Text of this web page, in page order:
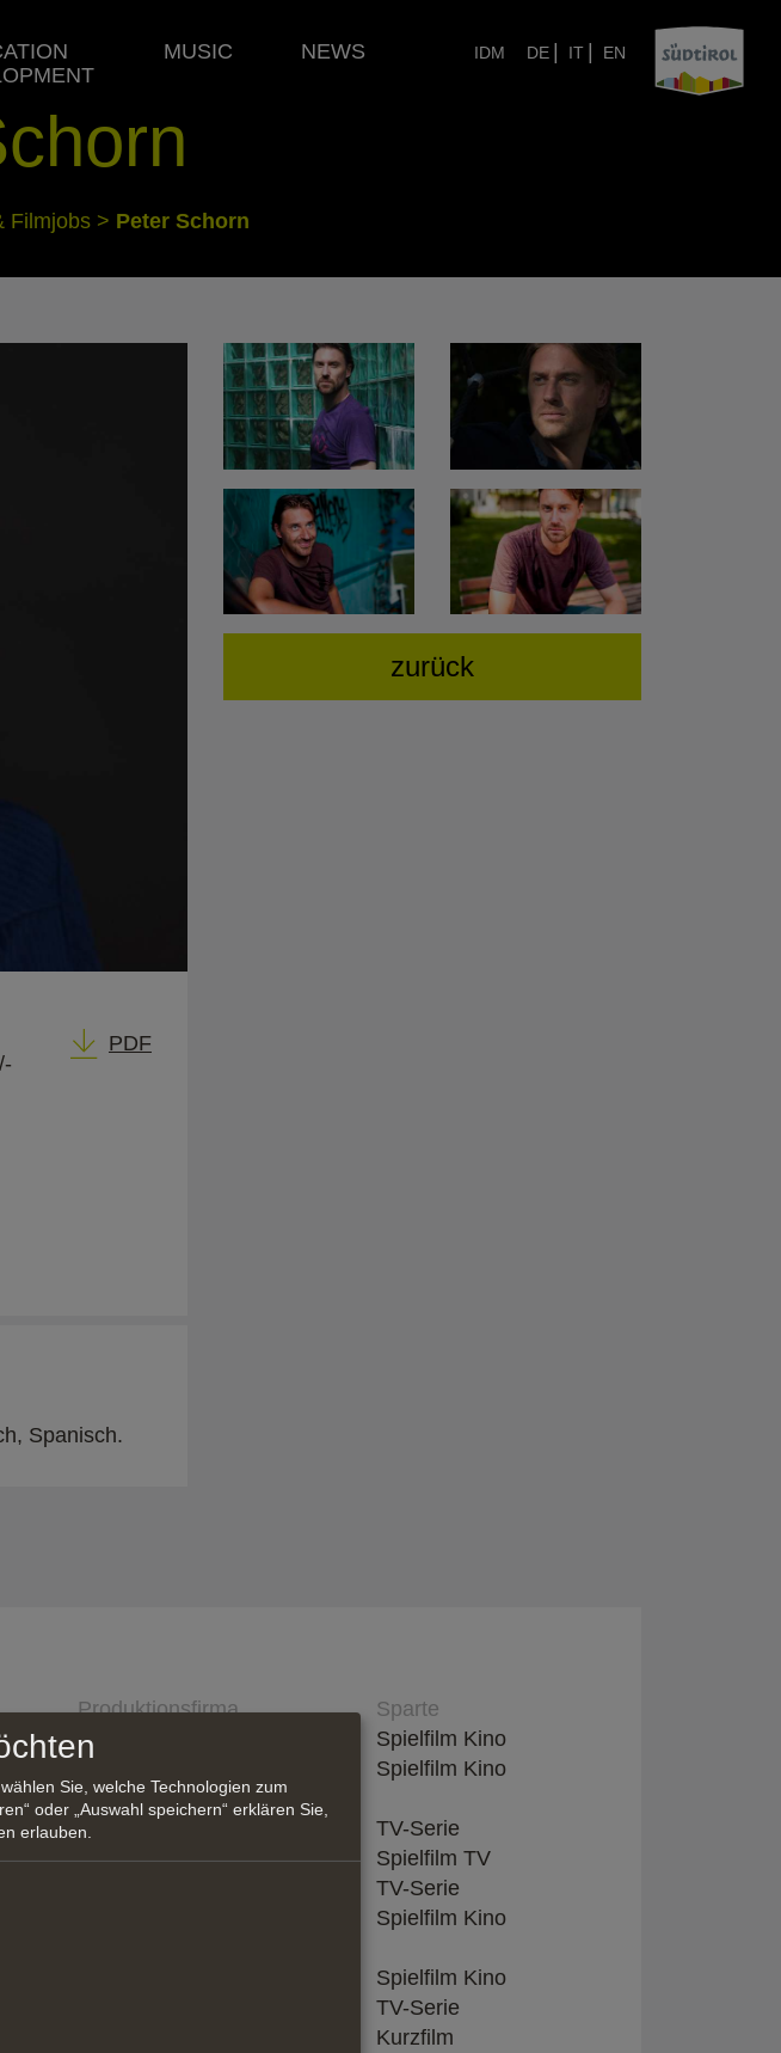
MUSIC NEWS IDM DE IT EN
Filmjobs> Peter Schorn
PDF
Spanisch.
zurück
Produktionsfirma
Sparte
Lumière & Co. Srl, Mailand
Spielfilm Kino
Barbian
Spielfilm Kino
Securitel / ZDF
TV-Serie
Aleyafilm, RAI Veneto
Spielfilm TV
TV-Serie
Spielfilm Kino
Spielfilm Kino
TV-Serie
Kurzfilm
Sie, welche Technologien zum
oder „Auswahl speichern“ erklären Sie,
erlauben.